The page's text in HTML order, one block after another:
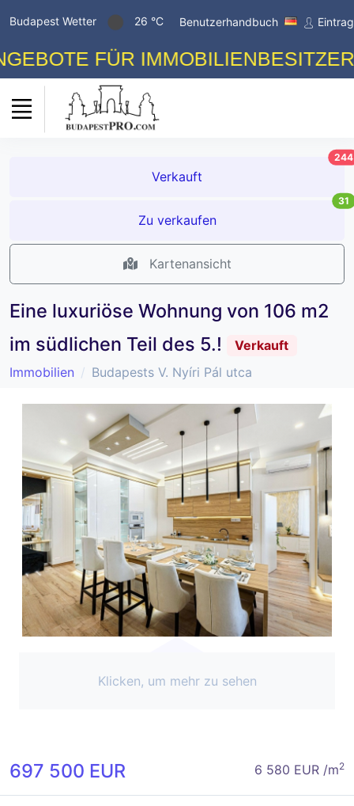
Budapest Wetter 26 °C Benutzerhandbuch
FÜR IMMOBILIENBESITZER!
Verkauft
244
Zu verkaufen
31
Kartenansicht
Eine luxuriöse Wohnung von 106 m2
im südlichen Teil des 5.!
Verkauft
Immobilien
Budapests V. Nyíri Pál utca
Klicken, um mehr zu sehen
697 500 EUR 6 580 EUR /m2